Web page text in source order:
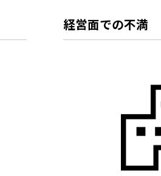
経営面での不満